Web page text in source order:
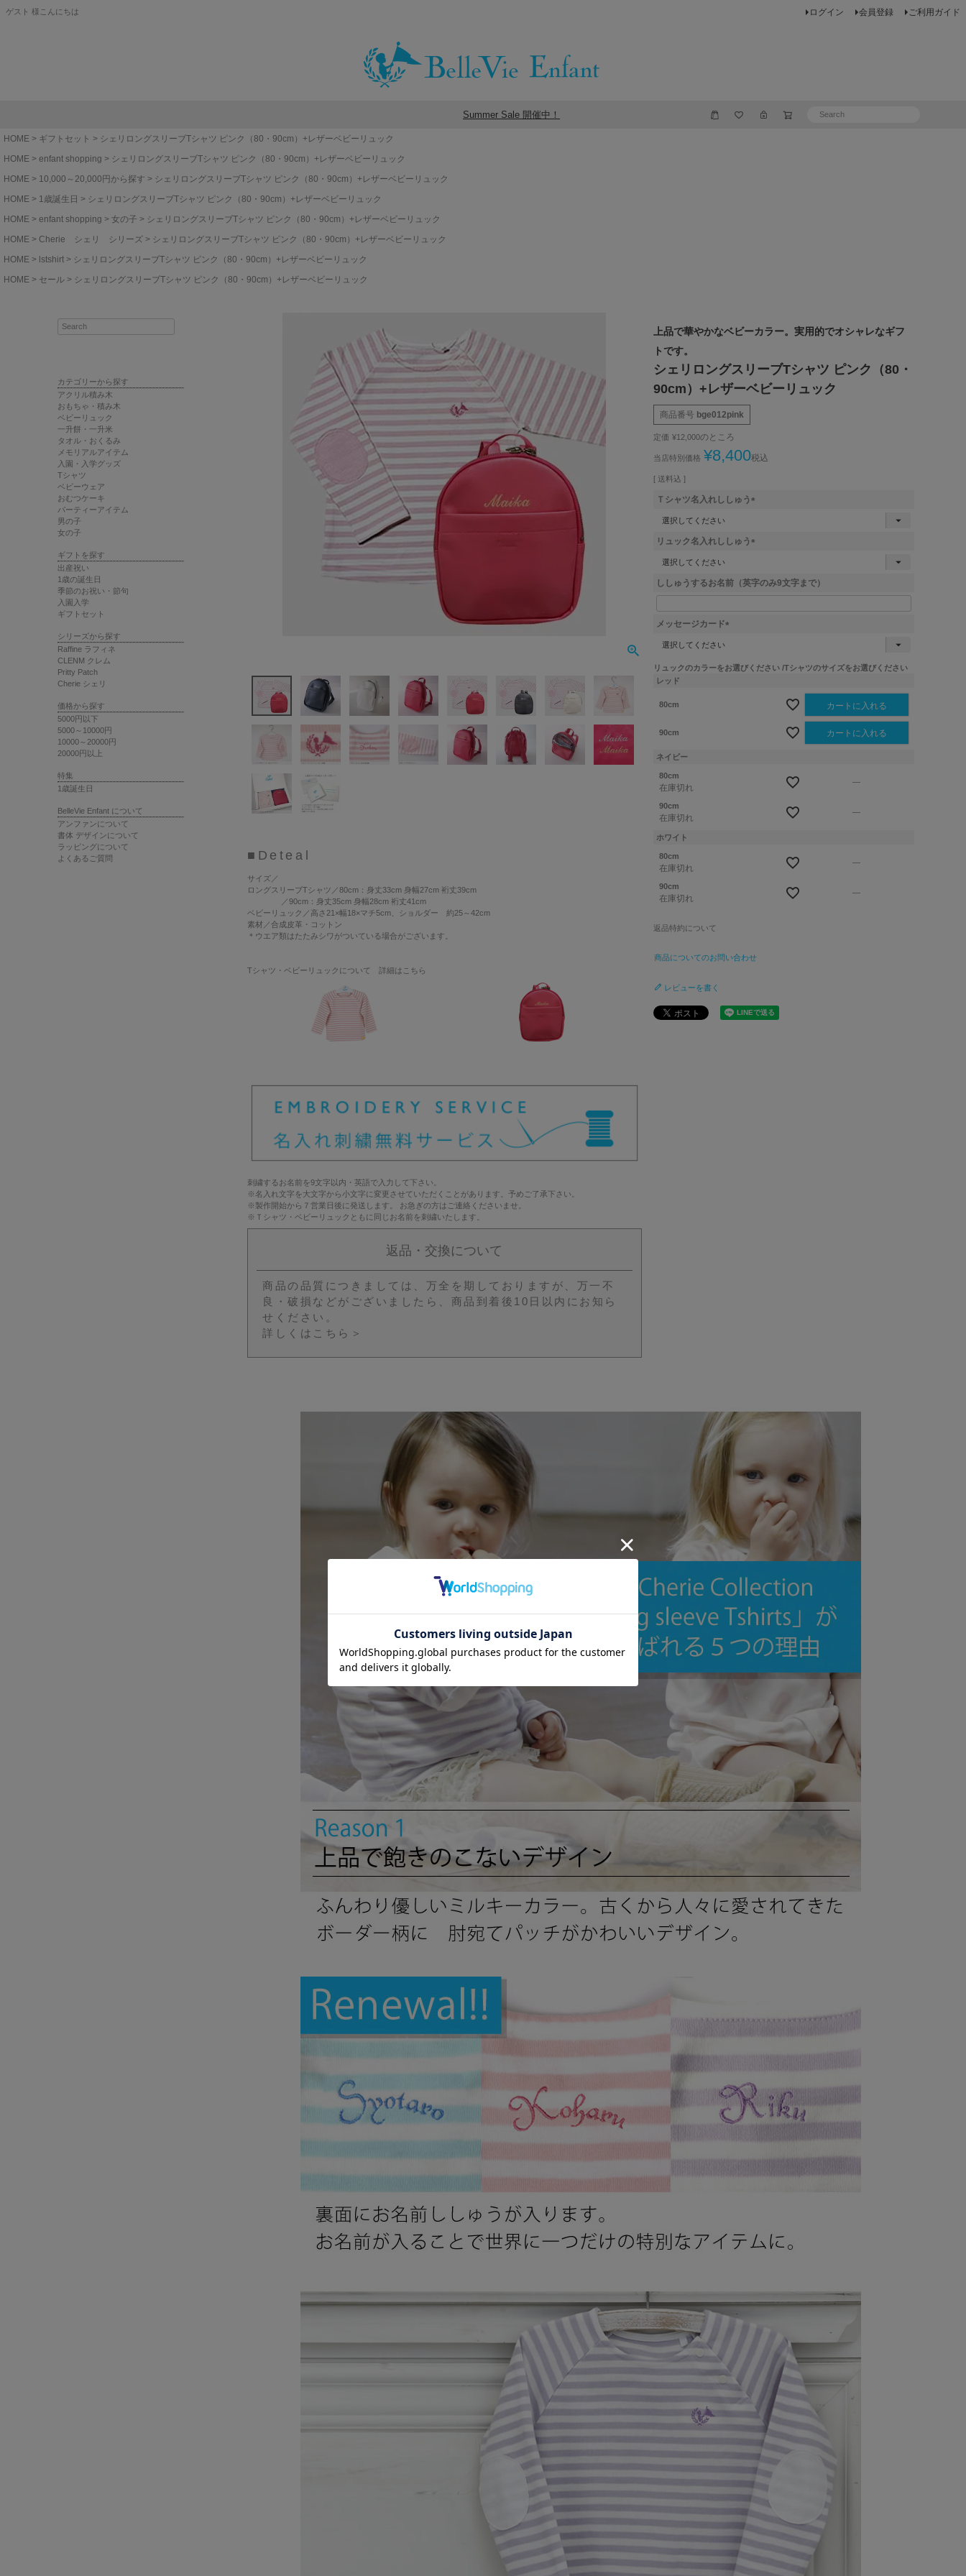
ゲスト 様こんにちは ログイン 会員登録 ご利用ガイド
Summer Sale 開催中！
HOME ギフトセット
シェリロングスリーブTシャツ ピンク（80・90cm）+レザーベビーリュック
HOME
enfant shopping
シェリロングスリーブTシャツ ピンク（80・90cm）+レザーベビーリュック
HOME
10,000～20,000円から探す
シェリロングスリーブTシャツ ピンク（80・90cm）+レザーベビーリュック
HOME
1歳誕生日
シェリロングスリーブTシャツ ピンク（80・90cm）+レザーベビーリュック
HOME
enfant shopping 女の子
シェリロングスリーブTシャツ ピンク（80・90cm）+レザーベビーリュック
HOME
Cherie シェリ シリーズ
シェリロングスリーブTシャツ ピンク（80・90cm）+レザーベビーリュック
HOME
lstshirt
シェリロングスリーブTシャツ ピンク（80・90cm）+レザーベビーリュック
HOME
セール シェリロングスリーブTシャツ ピンク（80・90cm）+レザーベビーリュック
カテゴリーから探す
アクリル積み木
おもちゃ・積み木
ベビーリュック
一升餅・一升米
タオル・おくるみ
メモリアルアイテム
入園・入学グッズ
Tシャツ
ベビーウェア
おむつケーキ
パーティーアイテム
男の子
女の子
ギフトを探す
出産祝い
1歳の誕生日
季節のお祝い・節句
入園入学
ギフトセット
シリーズから探す
Raffine ラフィネ
CLENM クレム
Pritty Patch
Cherie シェリ
価格から探す
5000円以下
5000～10000円
10000～20000円
20000円以上
特集
1歳誕生日
BelleVie Enfant について
アンファンについて
書体 デザインについて
ラッピングについて
よくあるご質問
■Deteal
サイズ ／
ロングスリーブTシャツ／80cm：身丈33cm 身幅27cm 裄丈39cm
／90cm：身丈35cm 身幅28cm 裄丈41cm
ベビーリュック／高さ21×幅18×マチ5cm、ショルダー 約25～42cm
素材 ／合成皮革・コットン
＊ウエア類はたたみシワがついている場合がございます。
Tシャツ・ベビーリュックについて 詳細はこちら
刺繍するお名前を9文字以内・英語で入力して下さい。
※名入れ文字を大文字から小文字に変更させていただくことがあります。予めご了承下さい。
※製作開始から７営業日後に発送します。 お急ぎの方はご連絡くださいませ。
※Ｔシャツ・ベビーリュックともに同じお名前を刺繍いたします。
返品・交換について
商品の品質につきましては、万全を期しておりますが、万一不
良・破損などがございましたら、商品到着後10日以内にお知ら
せください。
詳しくはこちら＞
上品で華やかなベビーカラー。実用的でオシャレなギフ
トです。
シェリロングスリーブTシャツ ピンク（80・
90cm）+レザーベビーリュック
商品番号 bge012pink
定価 ¥12,000のところ
当店特別価格 ¥8,400税込
送料込
Ｔシャツ名入れししゅう
須
リュック名入れししゅう
須
)
ししゅうするお名前（英字のみ9文字まで）
メッセージカード
須
リュックのカラーをお選びください Tシャツのサイズをお選びください
レッド
80cm カートに入れる
90cm カートに入れる
ネイビー
80cm
在庫切れ
—
90cm
在庫切れ
—
ホワイト
80cm
在庫切れ
—
90cm
在庫切れ
—
返品特約について
商品についてのお問い合わせ
レビューを書く